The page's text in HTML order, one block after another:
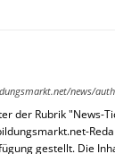
news/
der Rubrik "News-
gestellt. Die